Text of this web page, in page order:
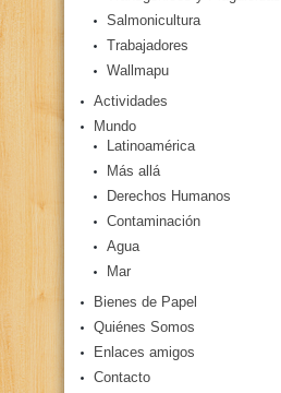
Salmonicultura
Trabajadores
Wallmapu
Actividades
Mundo
Latinoamérica
Más allá
Derechos Humanos
Contaminación
Agua
Mar
Bienes de Papel
Quiénes Somos
Enlaces amigos
Contacto